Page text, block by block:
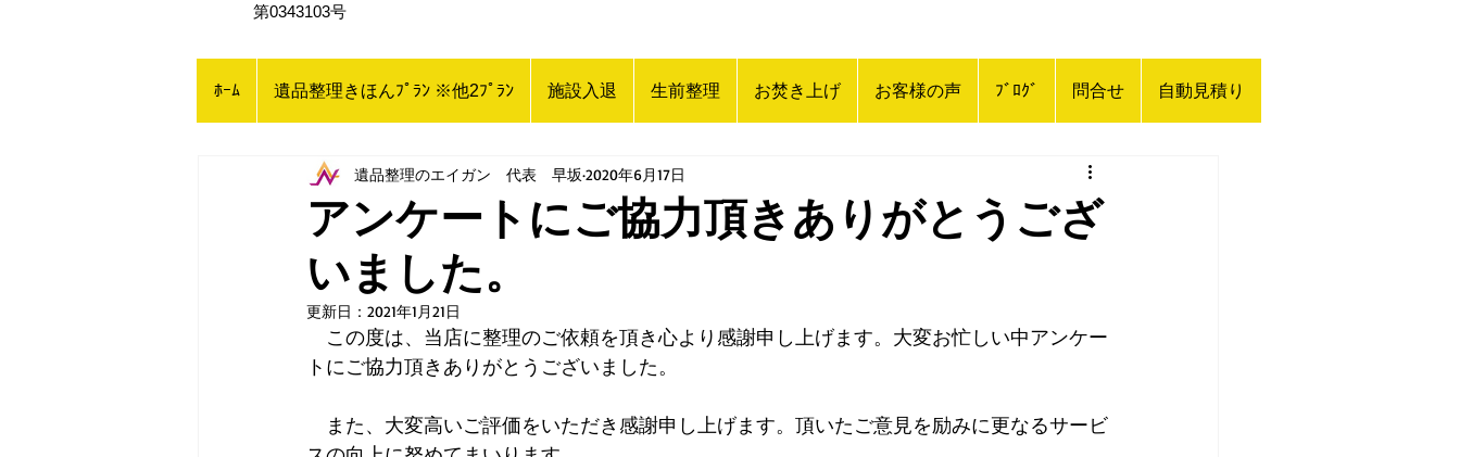
第0343103号
ﾎｰﾑ 遺品整理きほんﾌﾟﾗﾝ ※他2ﾌﾟﾗﾝ 施設入退 生前整理 お焚き上げ お客様の声 ﾌﾞﾛｸﾞ 問合せ 自動見積り
アンケートにご協力頂きありがとうござ
いました。
遺品整理のエイガン 代表 早坂 2020年6月17日
更新日： 2021年1月21日
この度は、当店に整理のご依頼を頂き心より感謝申し上げます。 大変お忙しい中アンケー
トにご協力頂きありがとうございました。
また、大変高いご評価をいただき感謝申し上げます。頂いたご意見を励みに更なるサービ